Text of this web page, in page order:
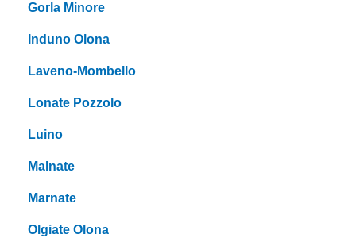
Gorla Minore
Induno Olona
Laveno-Mombello
Lonate Pozzolo
Luino
Malnate
Marnate
Olgiate Olona